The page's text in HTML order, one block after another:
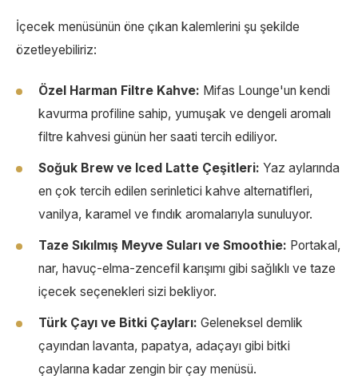
İçecek menüsünün öne çıkan kalemlerini şu şekilde
özetleyebiliriz:
Özel Harman Filtre Kahve: Mifas Lounge'un kendi
kavurma profiline sahip, yumuşak ve dengeli aromalı
filtre kahvesi günün her saati tercih ediliyor.
Soğuk Brew ve Iced Latte Çeşitleri: Yaz aylarında
en çok tercih edilen serinletici kahve alternatifleri,
vanilya, karamel ve fındık aromalarıyla sunuluyor.
Taze Sıkılmış Meyve Suları ve Smoothie: Portakal,
nar, havuç-elma-zencefil karışımı gibi sağlıklı ve taze
içecek seçenekleri sizi bekliyor.
Türk Çayı ve Bitki Çayları: Geleneksel demlik
çayından lavanta, papatya, adaçayı gibi bitki
çaylarına kadar zengin bir çay menüsü.